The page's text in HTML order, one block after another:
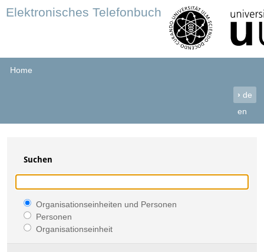
Elektronisches Telefonbuch
Home
› de
en
Suchen
Organisationseinheiten und Personen
Personen
Organisationseinheit